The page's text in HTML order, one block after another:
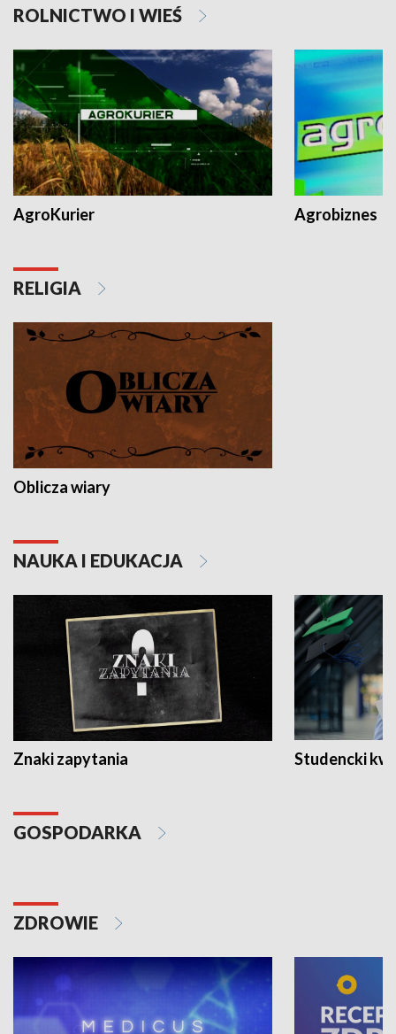
ROLNICTWO I WIEŚ
AgroKurier Agrobiznes
RELIGIA
Oblicza wiary
NAUKA I EDUKACJA
Znaki zapytania Studencki
GOSPODARKA
ZDROWIE